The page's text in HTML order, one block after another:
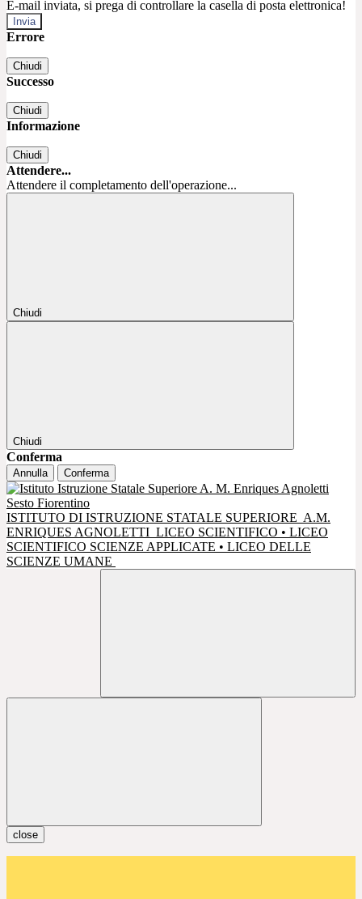
E-mail inviata, si prega di controllare la casella di posta elettronica!
Errore
Chiudi
Successo
Chiudi
Informazione
Chiudi
Attendere...
Attendere il completamento dell'operazione...
Chiudi
Chiudi
Conferma
Annulla Conferma
ISTITUTO DI ISTRUZIONE STATALE SUPERIORE A.M.
ENRIQUES AGNOLETTI LICEO SCIENTIFICO • LICEO
SCIENTIFICO SCIENZE APPLICATE • LICEO DELLE
SCIENZE UMANE
close